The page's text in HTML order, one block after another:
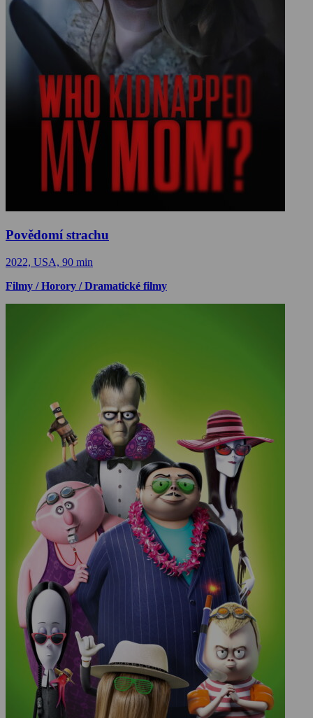
Povědomí strachu
2022, USA, 90 min
Filmy / Horory / Dramatické filmy